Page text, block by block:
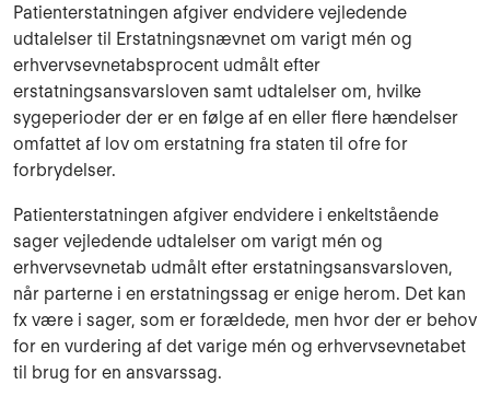
Patienterstatningen afgiver endvidere vejledende
udtalelser til Erstatningsnævnet om varigt mén og
erhvervsevnetabsprocent udmålt efter
erstatningsansvarsloven samt udtalelser om, hvilke
sygeperioder der er en følge af en eller flere hændelser
omfattet af lov om erstatning fra staten til ofre for
forbrydelser.
Patienterstatningen afgiver endvidere i enkeltstående
sager vejledende udtalelser om varigt mén og
erhvervsevnetab udmålt efter erstatningsansvarsloven,
når parterne i en erstatningssag er enige herom. Det kan
fx være i sager, som er forældede, men hvor der er behov
for en vurdering af det varige mén og erhvervsevnetabet
til brug for en ansvarssag.